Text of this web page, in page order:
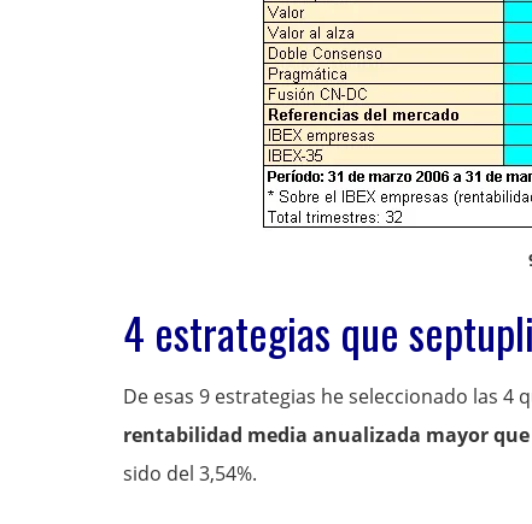
4 estrategias que
De esas 9 estrategias he seleccionado las
rentabilidad media anualizada mayor que
sido del 3,54%.